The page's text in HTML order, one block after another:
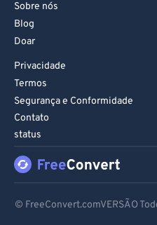
Sobre nós
Blog
Doar
Privacidade
Termos
Segurança e Conformidade
Contato
status
© FreeConvert.comVERSÃO